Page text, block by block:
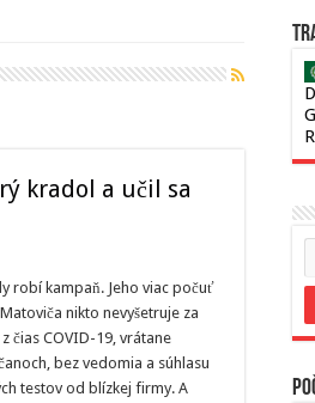
kradol a učil sa
robí kampaň. Jeho viac počuť
nikto nevyšetruje za
čias COVID-19, vrátane
bez vedomia a súhlasu
testov od blízkej firmy. A